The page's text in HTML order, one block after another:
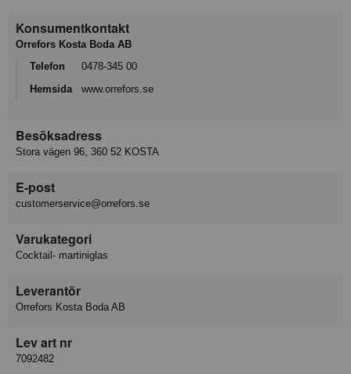
Konsumentkontakt
Orrefors Kosta Boda AB
Telefon
0478-345 00
Hemsida
www.orrefors.se
Besöksadress
Stora vägen 96, 360 52 KOSTA
E-post
customerservice@orrefors.se
Varukategori
Cocktail- martiniglas
Leverantör
Orrefors Kosta Boda AB
Lev art nr
7092482